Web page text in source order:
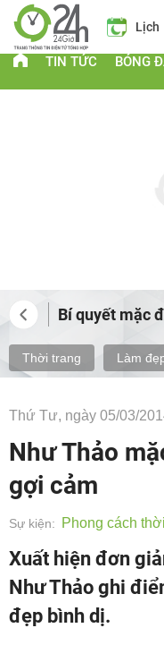
Lịch Tin
TIN TỨC BÓNG
Bí quyết mặc
Thời trang Làm
Thứ Tư, ngày 05/03/
Như Thảo
gợi cảm
Sự kiện: Phong cách
Xuất hiện đơn
Như Thảo ghi
đẹp bình dị.